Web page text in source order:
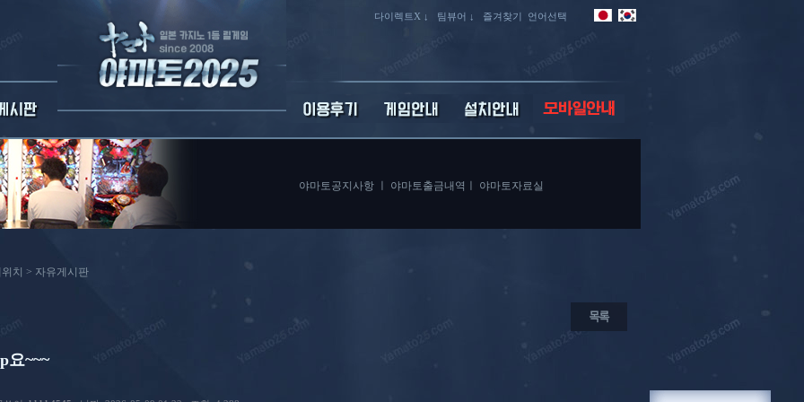
다이렉트X ↓ 팀뷰어 ↓ 즐겨찾기 언어선택
야마토공지사항ㅣ 야마토출금내역 야마토자료실
치 > 자유게시판
요~~~